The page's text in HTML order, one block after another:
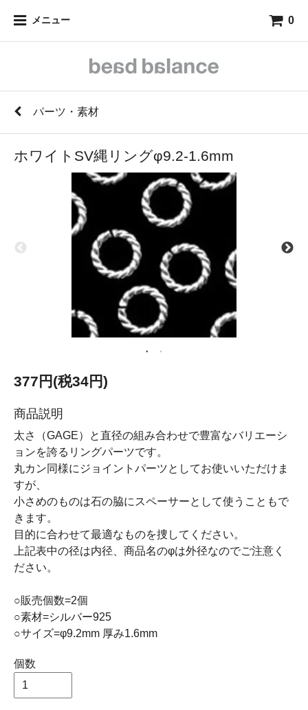
メニュー 0
パーツ・素材
ホワイトSV縄リングφ9.2-1.6mm
377円(税34円)
商品説明
太さ（GAGE）と直径の組み合わせで豊富なバリエーシ
ョンを誇るリングパーツです。
丸カン同様にジョイントパーツとしてお使いいただけま
すが、
小さめのものは石の脇にスペーサーとして使うこともで
きます。
目的に合わせて最適なものを捜してください。
上記表中の径は内径、商品名のφは外径なのでご注意く
ださい。
○販売個数=2個
○素材=シルバー925
○サイズ=φ9.2mm 厚み1.6mm
個数